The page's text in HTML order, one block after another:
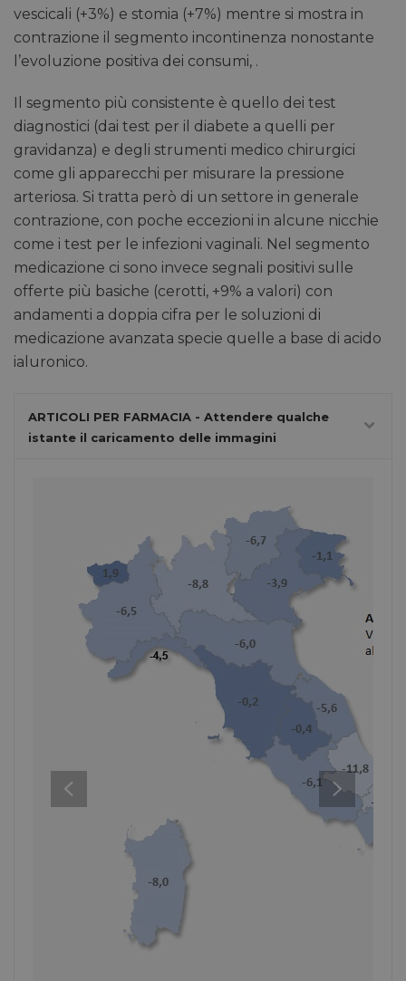
vescicali (+3%) e stomia (+7%) mentre si mostra in
contrazione il segmento incontinenza nonostante
l’evoluzione positiva dei consumi, .
Il segmento più consistente è quello dei test
diagnostici (dai test per il diabete a quelli per
gravidanza) e degli strumenti medico chirurgici
come gli apparecchi per misurare la pressione
arteriosa. Si tratta però di un settore in generale
contrazione, con poche eccezioni in alcune nicchie
come i test per le infezioni vaginali. Nel segmento
medicazione ci sono invece segnali positivi sulle
offerte più basiche (cerotti, +9% a valori) con
andamenti a doppia cifra per le soluzioni di
medicazione avanzata specie quelle a base di acido
ialuronico.
ARTICOLI PER FARMACIA - Attendere qualche
istante il caricamento delle immagini